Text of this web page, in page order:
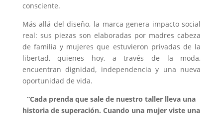
consciente.
Más allá del diseño, la marca genera impacto social
real: sus piezas son elaboradas por madres cabeza
de familia y mujeres que estuvieron privadas de la
libertad, quienes hoy, a través de la moda,
encuentran dignidad, independencia y una nueva
oportunidad de vida.
“Cada prenda que sale de nuestro taller lleva una
historia de superación. Cuando una mujer viste una